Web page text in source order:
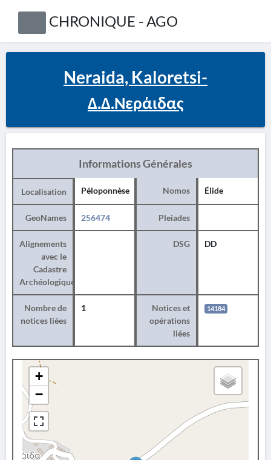
CHRONIQUE - AGO
Neraida, Kaloretsi-
Δ.Δ.Νεράιδας
Informations Générales
Localisation Péloponnèse Nomos Élide
GeoNames 256474 Pleiades
Alignements
avec le
Cadastre
Archéologique
DSG DD
Nombre de
notices liées
1
Notices et
opérations
liées
14184
+
−